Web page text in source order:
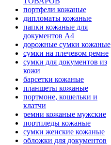
портфели кожаные
дипломаты кожаные
папки кожаные для
документов А4
дорожные сумки кожаные
сумки на плечевом ремне
сумки для документов из
кожи
барсетки кожаные
планшеты кожаные
портмоне, кошельки и
клатчи
ремни кожаные мужские
портпледы кожаные
сумки женские кожаные
обложки для документов